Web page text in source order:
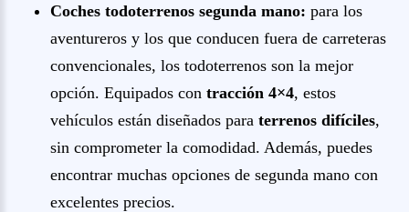
Coches todoterrenos segunda mano: para los
aventureros y los que conducen fuera de carreteras
convencionales, los todoterrenos son la mejor
opción. Equipados con tracción 4×4, estos
vehículos están diseñados para terrenos difíciles,
sin comprometer la comodidad. Además, puedes
encontrar muchas opciones de segunda mano con
excelentes precios.